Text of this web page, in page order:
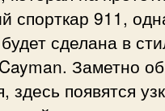
спорткар 911,
сделана в
Заметно
здесь появятся